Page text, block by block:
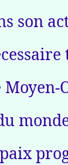
son
Moyen-